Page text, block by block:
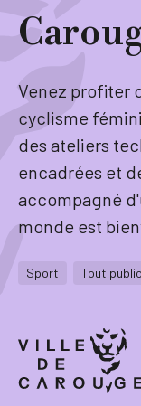
Agenda
Lieux
Tourisme
CAROUGE SE
Venez profiter
cyclisme
des ateliers
encadrées et
accompagné
monde est
Sport Tout public